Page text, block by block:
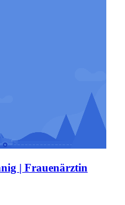
| Frauenärztin